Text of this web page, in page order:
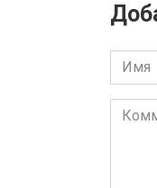
Имя